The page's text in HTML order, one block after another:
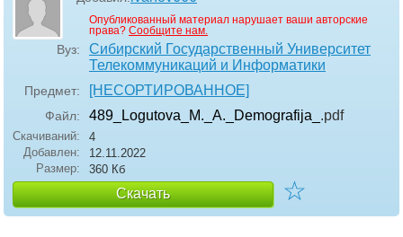
Опубликованный материал нарушает ваши авторские
права? Сообщите нам.
Вуз:
Сибирский Государственный Университет
Телекоммуникаций и Информатики
Предмет: [НЕСОРТИРОВАННОЕ]
Файл: 489_Logutova_M._A._Demografija_ .pdf
Скачиваний:
4
Добавлен:
12.11.2022
Размер:
360 Кб
Скачать ☆